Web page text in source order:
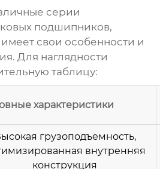
серии
подшипников,
свои особенности и
Для наглядности
таблицу:
характеристики
грузоподъемность,
внутренняя
конструкция